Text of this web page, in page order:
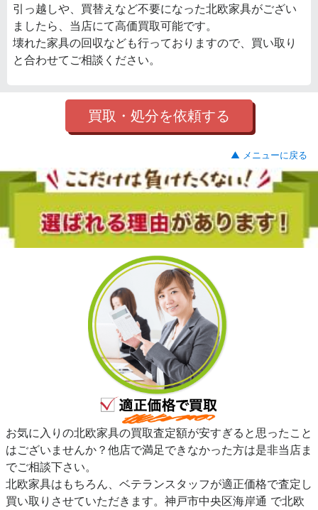
引っ越しや、買替えなど不要になった北欧家具がござい
ましたら、当店にて高価買取可能です。
壊れた家具の回収なども行っておりますので、買い取り
と合わせてご相談ください。
買取・処分を依頼する
▲ メニューに戻る
お気に入りの北欧家具の買取査定額が安すぎると思ったこと
はございませんか？他店で満足できなかった方は是非当店ま
でご相談下さい。
北欧家具はもちろん、ベテランスタッフが適正価格で査定し
買い取りさせていただきます。神戸市中央区海岸通 で北欧